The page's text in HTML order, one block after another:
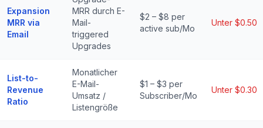
Expansion
MRR via
Email
MRR durch E-
Mail-
triggered
Upgrades
$2 – $8 per
active sub/Mo
Unter $0.50
List-to-
Revenue
Ratio
Monatlicher
E-Mail-
Umsatz /
Listengröße
$1 – $3 per
Subscriber/Mo
Unter $0.30